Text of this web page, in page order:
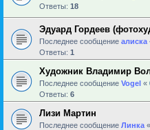
Ответы: 18
Эдуард Гордеев
Последнее сообщение алиска
Ответы: 1
Художник Владимир
Последнее сообщение Vogel «
Ответы: 6
Лизи Мартин
Последнее сообщение Линка «